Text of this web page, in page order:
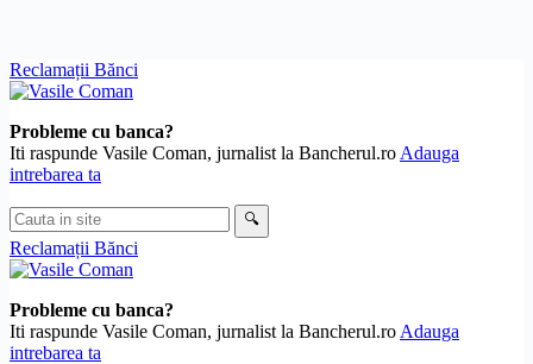
Skip
to
Reclamații Bănci
Probleme cu banca?
Iti raspunde Vasile Coman, jurnalist la Bancherul.ro Adauga
intrebarea ta
Cauta
in
site
🔍
Reclamații Bănci
Probleme cu banca?
Iti raspunde Vasile Coman, jurnalist la Bancherul.ro Adauga
intrebarea ta